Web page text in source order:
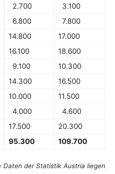
2.700
3.100
6.800
7.800
14.800
17.000
16.100
18.600
9.100
10.300
14.300
16.500
10.000
11.500
4.000
4.600
17.500
20.300
95.300 109.700
Daten der Statistik Austria liegen